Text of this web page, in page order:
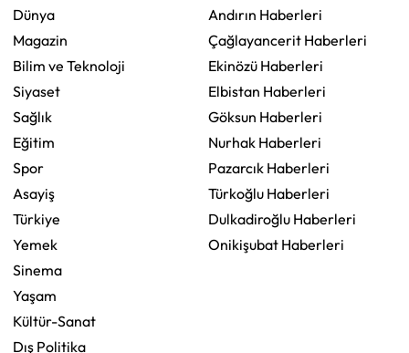
Dünya
Magazin
Bilim ve Teknoloji
Siyaset
Sağlık
Eğitim
Spor
Asayiş
Türkiye
Yemek
Sinema
Yaşam
Kültür-Sanat
Dış Politika
Andırın Haberleri
Çağlayancerit Haberleri
Ekinözü Haberleri
Elbistan Haberleri
Göksun Haberleri
Nurhak Haberleri
Pazarcık Haberleri
Türkoğlu Haberleri
Dulkadiroğlu Haberleri
Onikişubat Haberleri